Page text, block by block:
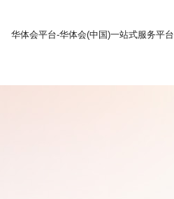
华体会平台-华体会(中国)一站式服务平台